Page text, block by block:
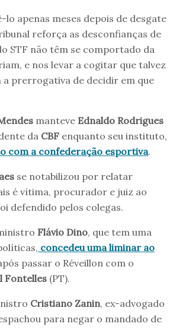
lo apenas meses depois de desgate
reforça as desconfianças de
STF não têm se comportado da
e nos levar a cogitar que talvez
a prerrogativa de decidir em que
manteve Ednaldo Rodrigues
da CBF enquanto seu instituto,
com a confederação esportiva.
se notabilizou por relatar
é vítima, procurador e juiz ao
defendido pelos colegas.
Flávio Dino, que tem uma
concedeu uma liminar ao
passar o Réveillon com o
Fontelles (PT).
Cristiano Zanin, ex-advogado
para negar o mandado de